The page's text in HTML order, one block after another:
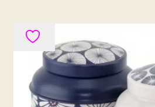
variaties.
optie
kan
gekozen
worden